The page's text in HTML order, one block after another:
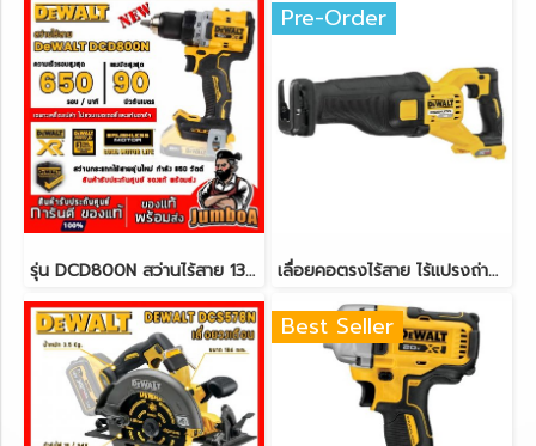
รุ่น DCD800N สว่านไร้สาย 13mm.(1/2") 20V-MAX* XR® Brushless DeWALT (เฉพาะตัวเปล่า)
Pre-Order
เลื่อยคอตรงไร้สาย ไร้แปรงถ่าน 54V DeWALT DCS389N
Best Seller